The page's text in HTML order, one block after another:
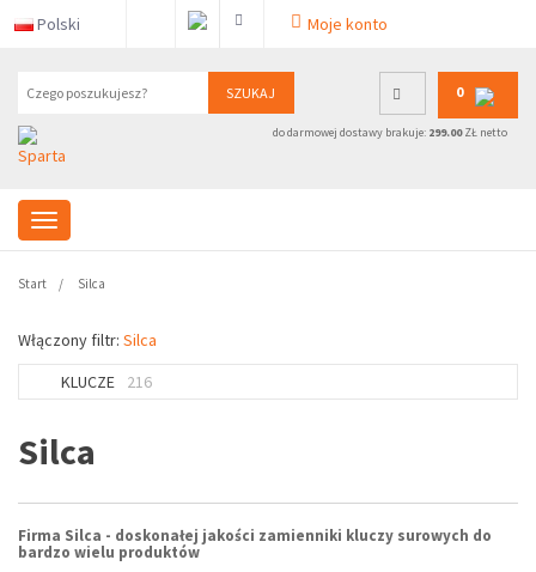
Polski Moje konto
SZUKAJ 0
do darmowej dostawy brakuje: 299.00ZŁ netto
Start Silca
Włączony filtr: Silca
KLUCZE
216
Silca
Firma Silca - doskonałej jakości zamienniki kluczy surowych do
bardzo wielu produktów